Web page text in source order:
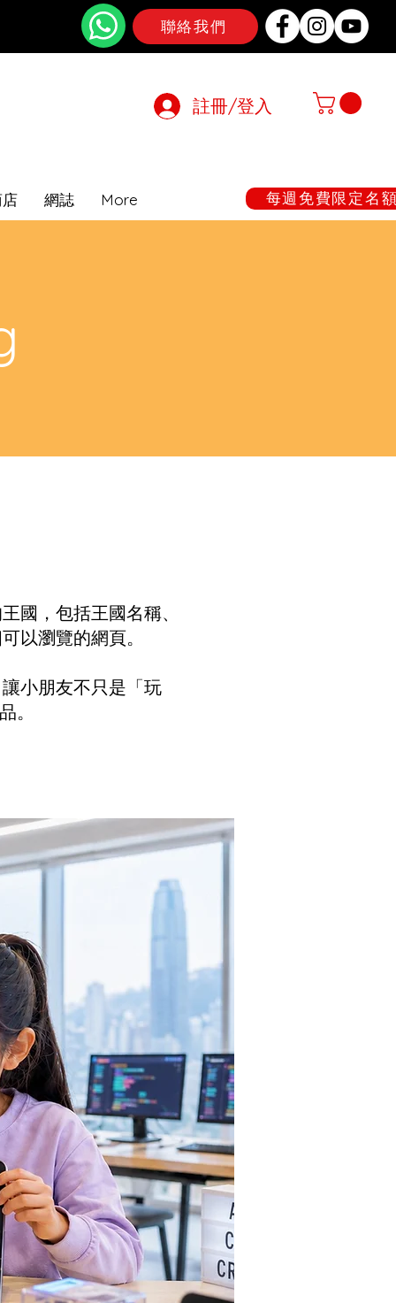
聯絡我們
註冊/登入
網誌 More 每週免費限定名
國，包括王國名稱、
以瀏覽的網頁。
小朋友不只是「玩
。